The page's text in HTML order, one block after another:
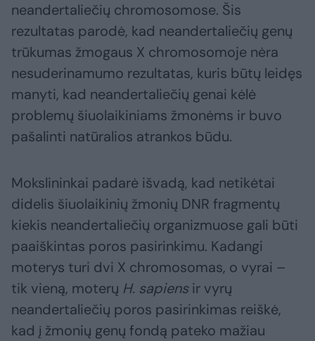
neandertaliečių chromosomose. Šis
rezultatas parodė, kad neandertaliečių genų
trūkumas žmogaus X chromosomoje nėra
nesuderinamumo rezultatas, kuris būtų leidęs
manyti, kad neandertaliečių genai kėlė
problemų šiuolaikiniams žmonėms ir buvo
pašalinti natūralios atrankos būdu.
Mokslininkai padarė išvadą, kad netikėtai
didelis šiuolaikinių žmonių DNR fragmentų
kiekis neandertaliečių organizmuose gali būti
paaiškintas poros pasirinkimu. Kadangi
moterys turi dvi X chromosomas, o vyrai –
tik vieną, moterų H. sapiensir vyrų
neandertaliečių poros pasirinkimas reiškė,
kad į žmonių genų fondą pateko mažiau